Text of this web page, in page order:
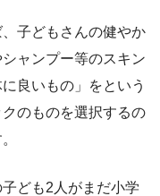
子どもさんの健やか
ャンプー等のスキン
良いもの」をという
のものを選択するの
ども2人がまだ小学